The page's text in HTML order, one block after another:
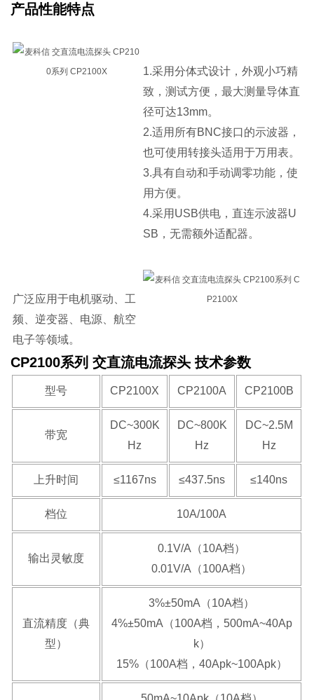
产品性能特点
1.采用分体式设计，外观小巧精
致，测试方便，最大测量导体直
径可达13mm。
2.适用所有BNC接口的示波器，
也可使用转接头适用于万用表。
3.具有自动和手动调零功能，使
用方便。
4.采用USB供电，直连示波器U
SB，无需额外适配器。
广泛应用于电机驱动、工
频、逆变器、电源、航空
电子等领域。
CP2100系列 交直流电流探头 技术参数
型号 CP2100X CP2100A CP2100B
带宽
DC~300K
Hz
DC~800K
Hz
DC~2.5M
Hz
上升时间 ≤1167ns ≤437.5ns ≤140ns
档位 10A/100A
输出灵敏度
0.1V/A（10A档）
0.01V/A（100A档）
直流精度（典
型）
3%±50mA（10A档）
4%±50mA（100A档，500mA~40Ap
k）
15%（100A档，40Apk~100Apk）